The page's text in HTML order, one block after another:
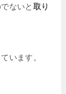
ないと 取り
います。